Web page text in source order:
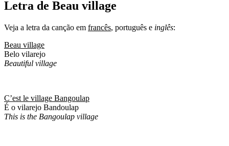
Letra de Beau village
Veja a letra da canção em francês, português e inglês:
Beau village
Belo vilarejo
Beautiful village
C’est le village Bangoulap
É o vilarejo Bandoulap
This is the Bangoulap village